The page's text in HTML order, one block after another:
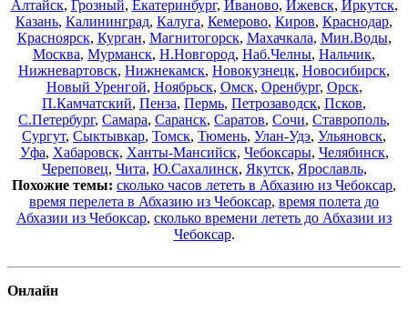
Алтайск, Грозный, Екатеринбург, Иваново, Ижевск, Иркутск,
Казань, Калининград, Калуга, Кемерово, Киров, Краснодар,
Красноярск, Курган, Магнитогорск, Махачкала, Мин.Воды,
Москва, Мурманск, Н.Новгород, Наб.Челны, Нальчик,
Нижневартовск, Нижнекамск, Новокузнецк, Новосибирск,
Новый Уренгой, Ноябрьск, Омск, Оренбург, Орск,
П.Камчатский, Пенза, Пермь, Петрозаводск, Псков,
С.Петербург, Самара, Саранск, Саратов, Сочи, Ставрополь,
Сургут, Сыктывкар, Томск, Тюмень, Улан-Удэ, Ульяновск,
Уфа, Хабаровск, Ханты-Мансийск, Чебоксары, Челябинск,
Череповец, Чита, Ю.Сахалинск, Якутск, Ярославль,
Похожие темы: сколько часов лететь в Абхазию из Чебоксар,
время перелета в Абхазию из Чебоксар, время полета до
Абхазии из Чебоксар, сколько времени лететь до Абхазии из
Чебоксар.
Онлайн